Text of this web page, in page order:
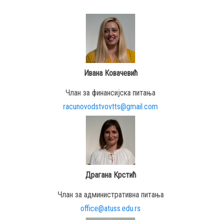
Ивана Ковачевић
Члан за финансијска питања
racunovodstvovtts@gmail.com
Драгана Крстић
Члан за административна питања
office@atuss.edu.rs